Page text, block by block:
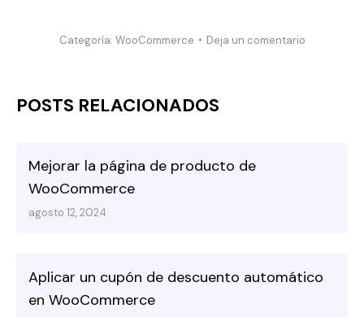
Categoría: WooCommerce Deja un comentario
POSTS RELACIONADOS
Mejorar la página de producto de
WooCommerce
agosto 12, 2024
Aplicar un cupón de descuento automático
en WooCommerce